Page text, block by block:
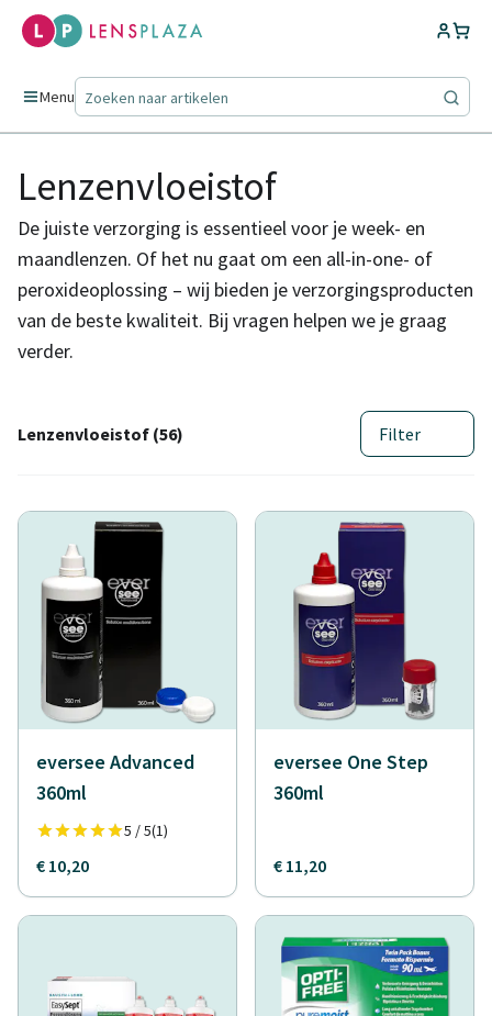
Menu
Lenzenvloeistof
De juiste verzorging is essentieel voor je week- en
maandlenzen. Of het nu gaat om een all-in-one- of
peroxideoplossing – wij bieden je verzorgingsproducten
van de beste kwaliteit. Bij vragen helpen we je graag
verder.
Lenzenvloeistof (56) Filter
eversee Advanced
360ml
5 / 5(1)
€ 10,20
eversee One Step
360ml
€ 11,20